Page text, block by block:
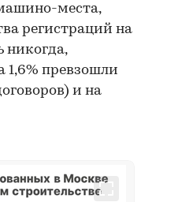
места,
регистраций на
никогда,
1,6% превзошли
и на